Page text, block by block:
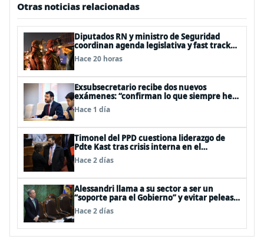
Otras noticias relacionadas
Diputados RN y ministro de Seguridad
coordinan agenda legislativa y fast track
de proyectos
Hace 20 horas
Exsubsecretario recibe dos nuevos
exámenes: “confirman lo que siempre he
dicho que no consumo droga”
Hace 1 día
Timonel del PPD cuestiona liderazgo de
Pdte Kast tras crisis interna en el
oficialismo: “Es incapaz de ordenar la casa”
Hace 2 días
Alessandri llama a su sector a ser un
“soporte para el Gobierno” y evitar peleas
internas tras disputa Squella-Pavez
Hace 2 días